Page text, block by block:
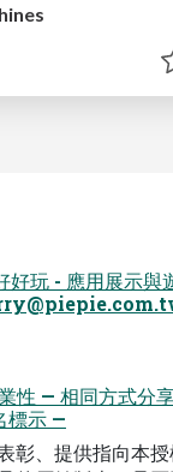
玩 - 應用展示與
性 — 相同方式分
標示 —
彰、提供指向本授